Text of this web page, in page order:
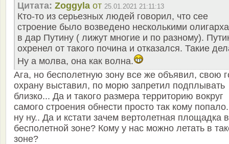
Цитата: Zoggyla от 25.01.2021 21:11:13
Кто-то из серьезных людей говорил, что сее
строение было возведено несколькими
в дар Путину ( лижут многие и по разному).
охренел от такого почина и отказался. Такие
Ну а молва, она как волна.
Ага, но бесполетную зону все же объявил, свою
охрану выставил, по морю запретил подплывать
близко... Да и такого размера территорию вокруг
самого строения обнести просто так кому
ну ну.. Да и кстати зачем вертолетная площадка в
бесполетной зоне? Кому у нас можно летать в
зоне?